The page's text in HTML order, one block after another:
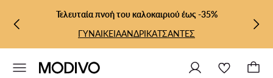
ΜΕΤΆΒΑΣΗ ΣΤΟ ΚΎΡΙΟ ΠΕΡΙΕΧΌΜΕΝΟ
ΜΕΤΆΒΑΣΗ ΣΤΗΝ ΑΝΑΖΉΤΗΣΗ
Τελευταία πνοή του καλοκαιριού έως -35%
ΓΥΝΑΙΚΕΙΑΑΝΔΡΙΚΑΤΣΑΝΤΕΣ